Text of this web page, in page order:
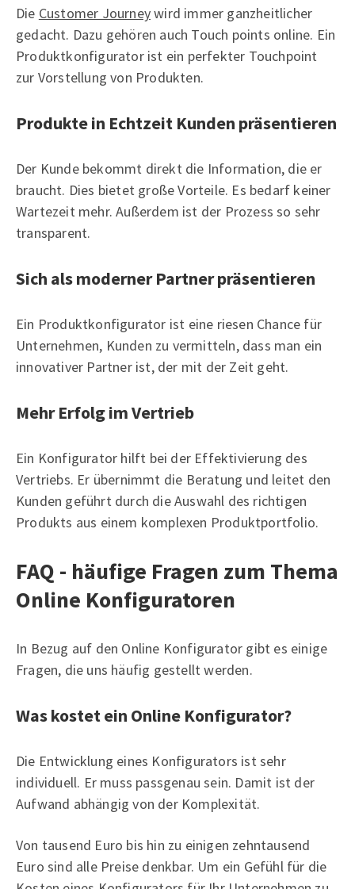
Die Customer Journeywird immer ganzheitlicher
gedacht. Dazu gehören auch Touch points online. Ein
Produktkonfigurator ist ein perfekter Touchpoint
zur Vorstellung von Produkten.
Produkte in Echtzeit Kunden präsentieren
Der Kunde bekommt direkt die Information, die er
braucht. Dies bietet große Vorteile. Es bedarf keiner
Wartezeit mehr. Außerdem ist der Prozess so sehr
transparent.
Sich als moderner Partner präsentieren
Ein Produktkonfigurator ist eine riesen Chance für
Unternehmen, Kunden zu vermitteln, dass man ein
innovativer Partner ist, der mit der Zeit geht.
Mehr Erfolg im Vertrieb
Ein Konfigurator hilft bei der Effektivierung des
Vertriebs. Er übernimmt die Beratung und leitet den
Kunden geführt durch die Auswahl des richtigen
Produkts aus einem komplexen Produktportfolio.
FAQ - häufige Fragen zum Thema
Online Konfiguratoren
In Bezug auf den Online Konfigurator gibt es einige
Fragen, die uns häufig gestellt werden.
Was kostet ein Online Konfigurator?
Die Entwicklung eines Konfigurators ist sehr
individuell. Er muss passgenau sein. Damit ist der
Aufwand abhängig von der Komplexität.
Von tausend Euro bis hin zu einigen zehntausend
Euro sind alle Preise denkbar. Um ein Gefühl für die